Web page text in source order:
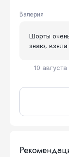
Валерия
10
Шорты
знаю,